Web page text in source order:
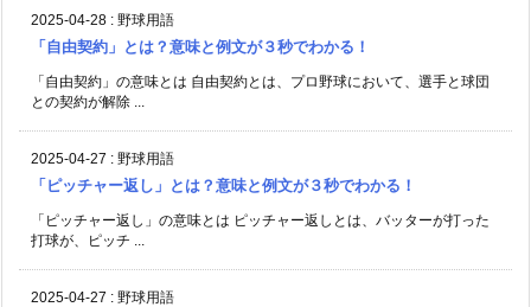
2025-04-28 : 野球用語
「自由契約」とは？意味と例文が３秒でわかる！
「自由契約」の意味とは 自由契約とは、プロ野球において、選手と球団
との契約が解除 ...
2025-04-27 : 野球用語
「ピッチャー返し」とは？意味と例文が３秒でわかる！
「ピッチャー返し」の意味とは ピッチャー返しとは、バッターが打った
打球が、ピッチ ...
2025-04-27 : 野球用語